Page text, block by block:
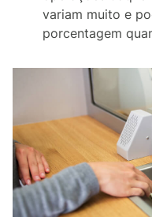
variam muito e
porcentagem